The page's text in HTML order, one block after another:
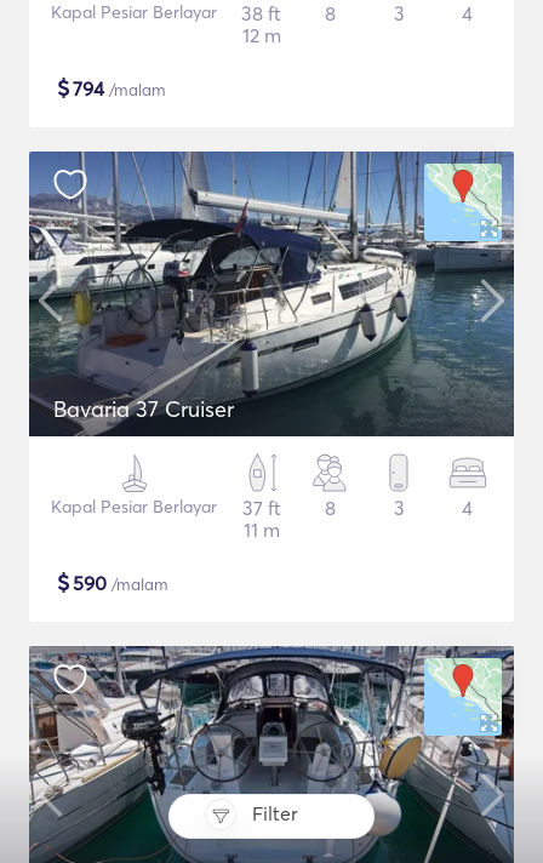
Filter
Kapal Pesiar Berlayar
38 ft
12 m
8 3 4
$794/malam
Bavaria 37 Cruiser
Kapal Pesiar Berlayar
37 ft
11 m
8 3 4
$590 /malam